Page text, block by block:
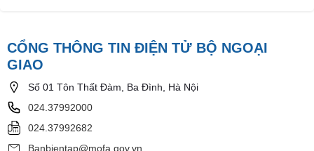
CỔNG THÔNG TIN ĐIỆN TỬ BỘ NGOẠI
GIAO
Số 01 Tôn Thất Đàm, Ba Đình, Hà Nội
024.37992000
024.37992682
Banbientap@mofa.gov.vn